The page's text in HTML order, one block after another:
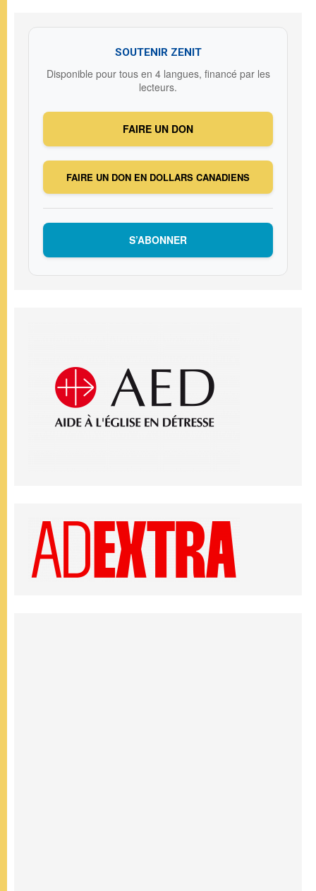
SOUTENIR ZENIT
Disponible pour tous en 4 langues, financé par les
lecteurs.
FAIRE UN DON
FAIRE UN DON EN DOLLARS CANADIENS
S’ABONNER